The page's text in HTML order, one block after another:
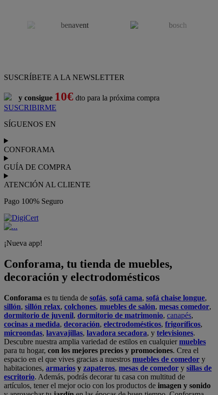
SUSCRÍBETE A LA NEWSLETTER
y consigue 10€ dto para la próxima compra
SUSCRIBIRME
SÍGUENOS EN
CONFORAMA
GUÍA DE COMPRA
ATENCIÓN AL CLIENTE
Pago 100% Seguro
¡Nueva app!
Conforama, tu tienda de muebles,
decoración y electrodomésticos
Conforama es tu tienda de sofás, sofá cama, sofá chaise longue,
sillón, sillón relax, colchones, muebles de salón, mesas comedor,
dormitorio de juvenil, dormitorio de matrimonio, canapés,
cocinas a medida, decoración, electrodomésticos, frigoríficos,
microondas, lavavajillas, lavadora secadora, y televisiones.
Descubre nuestra amplia variedad de estilos en cualquiermuebles
para tu hogar, con los mejores precios y promociones. Crea el
espacio en el que vives gracias a nuestros muebles de comedor y
habitaciones, armarios y zapateros, mesas de comedor y sillas de
escritorio. Además, podrás decorar tu casa con multitud de
artículos, tener el mejor ocio con los productos de imagen y sonido